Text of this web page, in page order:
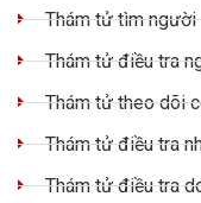
Thám tử tìm người
Thám tử điều tra
Thám tử theo dõi
Thám tử điều tra
Thám tử điều tra